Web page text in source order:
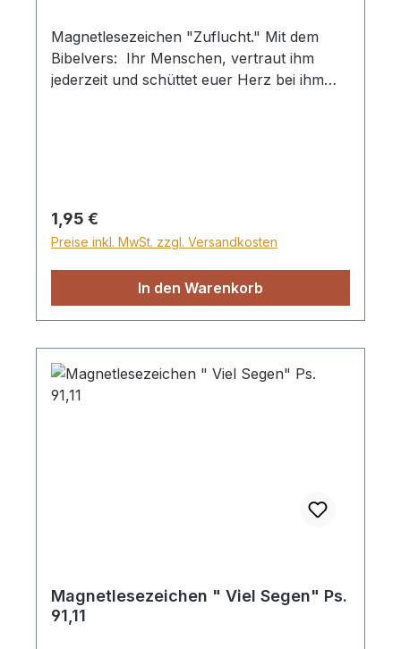
Magnetlesezeichen "Zuflucht." Mit dem
Bibelvers: Ihr Menschen, vertraut ihm
jederzeit und schüttet euer Herz bei ihm
Regulärer Preis:
1,95 €
Preise inkl. MwSt. zzgl. Versandkosten
In den Warenkorb
Magnetlesezeichen " Viel Segen" Ps.
91,11